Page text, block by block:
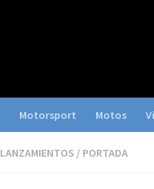
Motorsport Motos
LANZAMIENTOS / PORTADA